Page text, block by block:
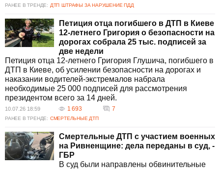
РАНЕЕ В ТРЕНДЕ: ДТП ШТРАФЫ ЗА НАРУШЕНИЕ ПДД
Петиция отца погибшего в ДТП в Киеве
12-летнего Григория о безопасности на
дорогах собрала 25 тыс. подписей за
две недели
Петиция отца 12-летнего Григория Глушича, погибшего в
ДТП в Киеве, об усилении безопасности на дорогах и
наказании водителей-экстремалов набрала
необходимые 25 000 подписей для рассмотрения
президентом всего за 14 дней.
10.07.26 18:59 1 693 7
РАНЕЕ В ТРЕНДЕ: СМЕРТЕЛЬНЫЕ ДТП
Смертельные ДТП с участием военных
на Ривненщине: дела переданы в суд, -
ГБР
В суд были направлены обвинительные